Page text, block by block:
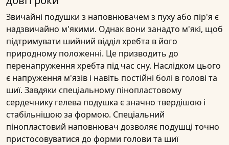
Звичайні подушки з наповнювачем з пуху або пір'я є
надзвичайно м'якими. Однак вони занадто м'які, щоб
підтримувати шийний відділ хребта в його
природному положенні. Це призводить до
перенапруження хребта під час сну. Наслідком цього
є напруження м'язів і навіть постійні болі в голові та
шиї. Завдяки спеціальному пінопластовому
сердечнику гелева подушка є значно твердішою і
стабільнішою за формою. Спеціальний
пінопластовий наповнювач дозволяє подушці точно
пристосовуватися до форми голови та шиї